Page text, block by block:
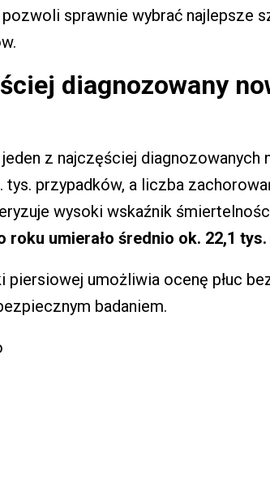
sprawnie wybrać najlepsze
diagnozowany
jeden z najczęściej
przypadków, a liczba
wysoki wskaźnik
umierało średnio ok. 22,1
umożliwia ocenę płuc
badaniem.